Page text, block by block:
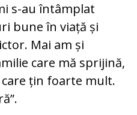
s-au întâmplat
bune în viață și
Mai am și
care mă sprijină,
țin foarte mult.